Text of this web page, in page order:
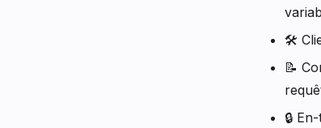
🛠️
📝
🔒